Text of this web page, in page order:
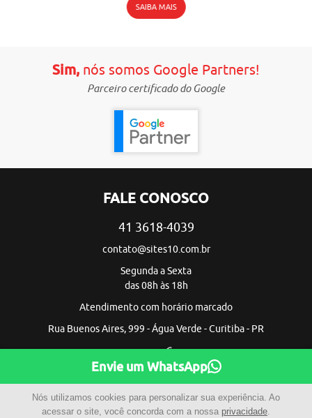
SAIBA MAIS
Sim,nós somos Google Partners!
Parceiro certificado do Google
FALE CONOSCO
41 3618-4039
contato@sites10.com.br
Segunda a Sexta
das 08h às 18h
Atendimento com horário marcado
Rua Buenos Aires, 999 - Água Verde - Curitiba - PR
Envie um WhatsApp
Nós utilizamos cookies para personalizar sua experiência. Ao
acessar o site, você concorda com a nossa privacidade.